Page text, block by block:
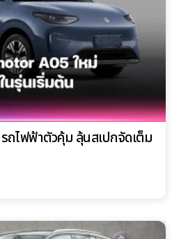
ถไฟฟ้าตัวคุ้ม ลุ้นสเปกจัดเต็ม